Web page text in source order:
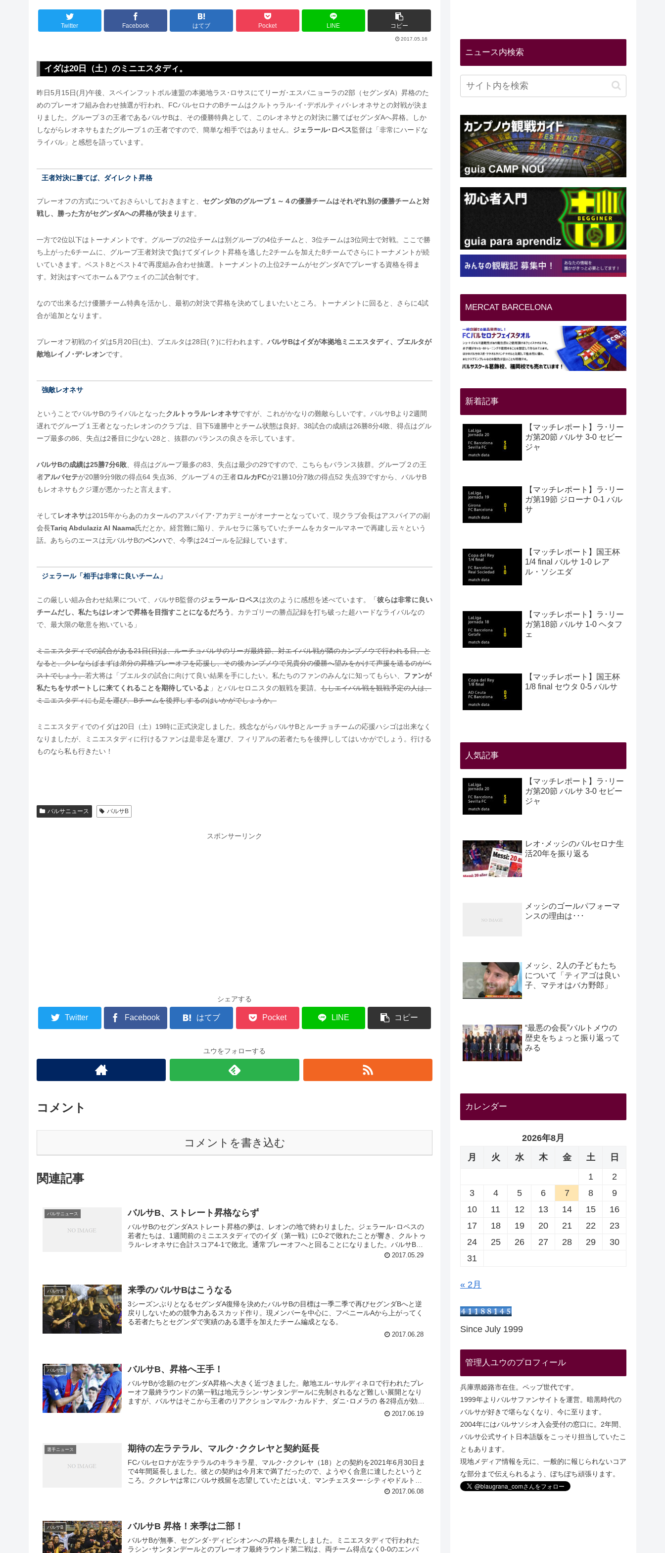
Twitter Facebook はてブ Pocket LINE コピー
2017.05.16
イダは20日（土）のミニエスタディ。
昨日5月15日(月)午後、スペインフットボル連盟の本拠地ラス･ロサスにてリーガ･エスパニョーラの2部（セグンダA）昇格のた
めのプレーオフ組み合わせ抽選が行われ、FCバルセロナのBチームはクルトゥラル･イ･デポルティバ･レオネサとの対戦が決ま
りました。グループ３の王者であるバルサBは、その優勝特典として、このレオネサとの対決に勝てばセグンダAへ昇格。しか
しながらレオネサもまたグループ１の王者ですので、簡単な相手ではありません。 ジェラール･ロペス監督は「非常にハードな
ライバル」と感想を語っています。
王者対決に勝てば、ダイレクト昇格
プレーオフの方式についておさらいしておきますと、 セグンダBのグループ１～４の優勝チームはそれぞれ別の優勝チームと対
戦し、勝った方がセグンダAへの昇格が決まり ます。
一方で2位以下はトーナメントです。グループの2位チームは別グループの4位チームと、3位チームは3位同士で対戦。ここで勝
ち上がった6チームに、グループ王者対決で負けてダイレクト昇格を逃した2チームを加えた8チームでさらにトーナメントが続
いていきます。ベスト8とベスト4で再度組み合わせ抽選。トーナメントの上位2チームがセグンダAでプレーする資格を得ま
す。対決はすべてホーム＆アウェイの二試合制です。
なので出来るだけ優勝チーム特典を活かし、最初の対決で昇格を決めてしまいたいところ。トーナメントに回ると、さらに4試
合が追加となります。
プレーオフ初戦のイダは5月20日(土)、ブエルタは28日(？)に行われます。 バルサBはイダが本拠地ミニエスタディ、ブエルタが
敵地レイノ･デ･レオンです。
強敵レオネサ
ということでバルサBのライバルとなったクルトゥラル･レオネサですが、これがかなりの難敵らしいです。バルサBより2週間
遅れでグループ１王者となったレオンのクラブは、目下5連勝中とチーム状態は良好。38試合の成績は26勝8分4敗、得点はグル
ープ最多の86、失点は2番目に少ない28と、抜群のバランスの良さを示しています。
バルサBの成績は25勝7分6敗 、得点はグループ最多の83、失点は最少の29ですので、こちらもバランス抜群。グループ２の王
者アルバセテが20勝9分9敗の得点64 失点36、グループ４の王者ロルカFCが21勝10分7敗の得点52 失点39ですから、バルサB
もレオネサもクジ運が悪かったと言えます。
そして レオネサは2015年からあのカタールのアスパイア･アカデミーがオーナーとなっていて、現クラブ会長はアスパイアの副
会長Tariq Abdulaziz Al Naama氏だとか。経営難に陥り、テルセラに落ちていたチームをカタールマネーで再建し云々という
話。あちらのエースは元バルサBのベンハで、今季は24ゴールを記録しています。
ジェラール「相手は非常に良いチーム」
この厳しい組み合わせ結果について、バルサB監督のジェラール･ロペスは次のように感想を述べています。「 彼らは非常に良い
チームだし、私たちはレオンで昇格を目指すことになるだろう 。カテゴリーの勝点記録を打ち破った超ハードなライバルなの
で、最大限の敬意を抱いている」
ミニエスタディでの試合がある21日(日)は、ルーチョバルサのリーガ最終節、対エイバル戦が隣のカンプノウで行われる日。と
なると、クレならばまずは弟分の昇格プレーオフを応援し、その後カンプノウで兄貴分の優勝へ望みをかけて声援を送るのがベ
ストでしょう。若大将は「ブエルタの試合に向けて良い結果を手にしたい。私たちのファンのみんなに知ってもらい、 ファンが
私たちをサポートしに来てくれることを期待しているよ 」とバルセロニスタの観戦を要請。 もしエイバル戦を観戦予定の人は、
ミニエスタディにも足を運び、Bチームを後押しするのはいかがでしょうか。
ミニエスタディでのイダは20日（土）19時に正式決定しました。残念ながらバルサBとルーチョチームの応援ハシゴは出来なく
なりましたが、ミニエスタディに行けるファンは是非足を運び、フィリアルの若者たちを後押ししてはいかがでしょう。行ける
ものなら私も行きたい！
バルサニュース バルサB
スポンサーリンク
シェアする
Twitter Facebook はてブ Pocket LINE コピー
ユウをフォローする
コメント
コメントを書き込む
関連記事
バルサニュース バルサB、ストレート昇格ならず
バルサBのセグンダAストレート昇格の夢は、レオンの地で終わりました。ジェラール･ロペスの
若者たちは、1週間前のミニエスタディでのイダ（第一戦）に0-2で敗れたことが響き、クルトゥ
ラル･レオネサに合計スコア4-1で敗北。通常プレーオフへと回ることになりました。バルサBは
ブエルタ（第二戦）では前半のうちに先制に成功し、逆転へと少し近づいたのですが、レオン勢
2017.05.29
バルサB 来季のバルサBはこうなる
3シーズンぶりとなるセグンダA復帰を決めたバルサBの目標は一季二季で再びセグンダBへと逆
戻りしないための競争力あるスカッド作り。現メンバーを中心に、フベニールAから上がってく
る若者たちとセグンダで実績のある選手を加えたチーム編成となる。
2017.06.28
バルサB バルサB、昇格へ王手！
バルサBが念願のセグンダA昇格へ大きく近づきました。敵地エル･サルディネロで行われたプレ
ーオフ最終ラウンドの第一戦は地元ラシン･サンタンデールに先制されるなど難しい展開となり
ますが、バルサはそこから王者のリアクションマルク･カルドナ、ダニ･ロメラの 各2得点が効
き、バルサは最終的に1-4で勝利を収めています。目標達成まであと少し。それにしても予想外
2017.06.19
選手ニュース 期待の左ラテラル、マルク･ククレヤと契約延長
FCバルセロナが左ラテラルのキラキラ星、マルク･ククレヤ（18）との契約を2021年6月30日ま
で4年間延長しました。彼との契約は今月末で満了だったので、ようやく合意に達したというと
ころ。ククレヤは常にバルサ残留を志望していたとはいえ、マンチェスター･シティやドルトム
ントが強い関心を示していたとされるカンテラーノとの契約を無事延ばせたことで、ファンとし
2017.06.08
バルサB バルサB 昇格！来季は二部！
バルサBが無事、セグンダ･ディビシオンへの昇格を果たしました。ミニエスタディで行われた
ラシン･サンタンデールとのプレーオフ最終ラウンド第二戦は、両チーム得点なく0-0のエンパ
ニュース内検索
MERCAT BARCELONA
新着記事
【マッチレポート】ラ･リー
ガ第20節 バルサ 3-0 セビー
ジャ
【マッチレポート】ラ･リー
ガ第19節 ジローナ 0-1 バル
サ
【マッチレポート】国王杯
1/4 final バルサ 1-0 レア
ル・ソシエダ
【マッチレポート】ラ･リー
ガ第18節 バルサ 1-0 ヘタフ
ェ
【マッチレポート】国王杯
1/8 final セウタ 0-5 バルサ
人気記事
【マッチレポート】ラ･リー
ガ第20節 バルサ 3-0 セビー
ジャ
レオ･メッシのバルセロナ生
活20年を振り返る
メッシのゴールパフォーマ
ンスの理由は･･･
メッシ、2人の子どもたち
について「ティアゴは良い
子、マテオはバカ野郎」
“最悪の会長”バルトメウの
歴史をちょっと振り返って
みる
カレンダー
2026年8月
月
火 水 木 金 土
日
1
2
3
4 5 6 7 8
9
10
11 12 13 14 15
16
17
18 19 20 21 22
23
24
25 26 27 28 29
30
31
« 2月
Since July 1999
管理人ユウのプロフィール
兵庫県姫路市在住。ペップ世代です。
1999年よりバルサファンサイトを運営。暗黒時代の
バルサが好きで堪らなくなり、今に至ります。
2004年にはバルサソシオ入会受付の窓口に。2年間、
バルサ公式サイト日本語版をこっそり担当していたこ
ともあります。
現地メディア情報を元に、一般的に報じられないコア
な部分まで伝えられるよう、ぼちぼち頑張ります。